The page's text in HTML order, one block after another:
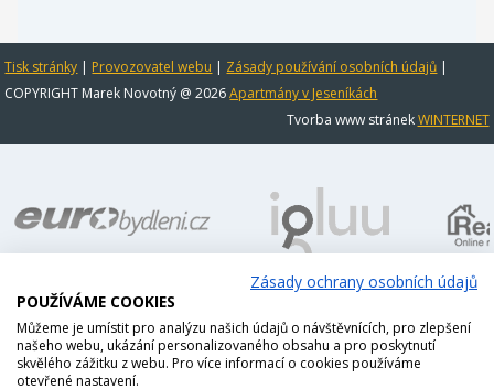
Tisk stránky | Provozovatel webu | Zásady používání osobních údajů |
COPYRIGHT Marek Novotný @ 2026Apartmány v Jeseníkách
Tvorba www stránekWINTERNET
Zásady ochrany osobních údajů
POUŽÍVÁME COOKIES
Můžeme je umístit pro analýzu našich údajů o návštěvnících, pro zlepšení
našeho webu, ukázání personalizovaného obsahu a pro poskytnutí
skvělého zážitku z webu. Pro více informací o cookies používáme
otevřené nastavení.